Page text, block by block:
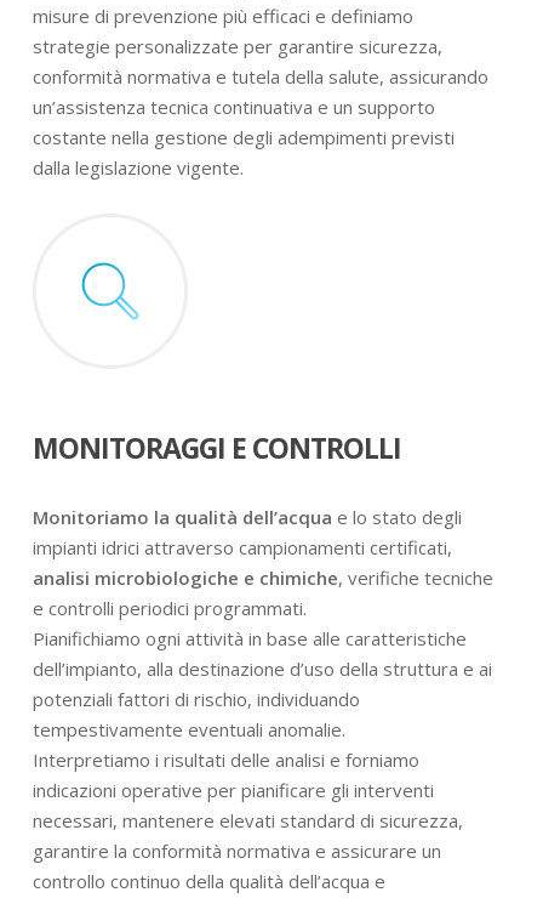
misure di prevenzione più efficaci e definiamo
strategie personalizzate per garantire sicurezza,
conformità normativa e tutela della salute, assicurando
un’assistenza tecnica continuativa e un supporto
costante nella gestione degli adempimenti previsti
dalla legislazione vigente.
MONITORAGGI E CONTROLLI
Monitoriamo la qualità dell’acqua e lo stato degli
impianti idrici attraverso campionamenti certificati,
analisi microbiologiche e chimiche, verifiche tecniche
e controlli periodici programmati.
Pianifichiamo ogni attività in base alle caratteristiche
dell’impianto, alla destinazione d’uso della struttura e ai
potenziali fattori di rischio, individuando
tempestivamente eventuali anomalie.
Interpretiamo i risultati delle analisi e forniamo
indicazioni operative per pianificare gli interventi
necessari, mantenere elevati standard di sicurezza,
garantire la conformità normativa e assicurare un
controllo continuo della qualità dell’acqua e